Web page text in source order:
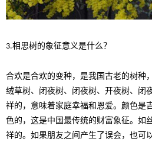
3.相思树的象征意义是什么？
合欢是合欢的变种，是我国古老的树种
绒草树、闭夜树、闭夜树、开夜树、闭
祥的，意味着家庭幸福和恩爱。颜色是
色的，这是中国最传统的财富象征。如
祥的。如果朋友之间产生了误会，也可